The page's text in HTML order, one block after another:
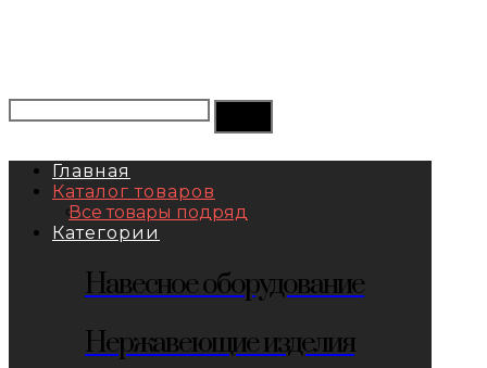
Главная
Каталог товаров
Все товары подряд
Категории
Навесное оборудование
Нержавеющие изделия